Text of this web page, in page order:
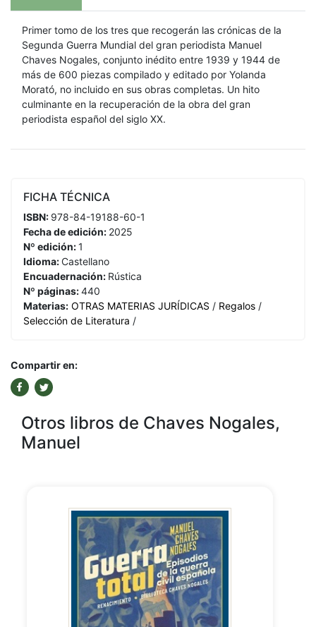
Primer tomo de los tres que recogerán las crónicas de la
Segunda Guerra Mundial del gran periodista Manuel
Chaves Nogales, conjunto inédito entre 1939 y 1944 de
más de 600 piezas compilado y editado por Yolanda
Morató, no incluido en sus obras completas. Un hito
culminante en la recuperación de la obra del gran
periodista español del siglo XX.
FICHA TÉCNICA
ISBN: 978-84-19188-60-1
Fecha de edición: 2025
Nº edición:1
Idioma:Castellano
Encuadernación: Rústica
Nº páginas:440
Materias: OTRAS MATERIAS JURÍDICAS / Regalos /
Selección de Literatura /
Compartir en:
Otros libros de Chaves Nogales,
Manuel